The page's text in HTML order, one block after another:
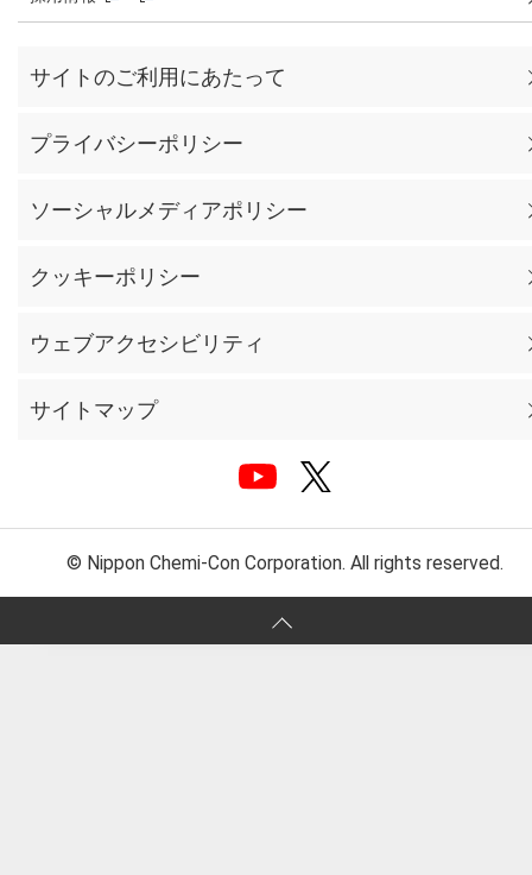
サイトのご利用にあたって
プライバシーポリシー
ソーシャルメディアポリシー
クッキーポリシー
ウェブアクセシビリティ
サイトマップ
© Nippon Chemi-Con Corporation. All rights reserved.